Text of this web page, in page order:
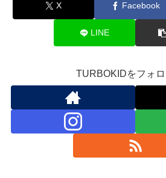
X Facebook
LINE
TURBOKIDをフォ